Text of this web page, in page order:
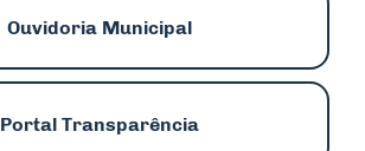
Ouvidoria Municipal
Portal Transparência